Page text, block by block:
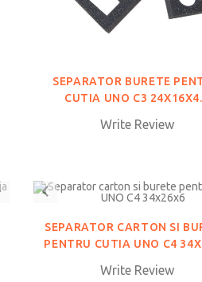
SEPARATOR BURETE
CUTIA UNO C3
Write Review
SEPARATOR CARTON SI
PENTRU CUTIA UNO C4
Write Review